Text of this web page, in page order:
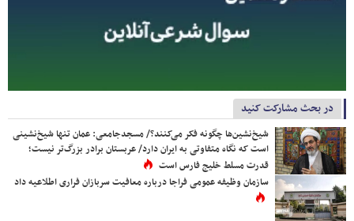
در بحث مشارکت کنید
شیخ‌نشین‌ها چگونه فکر می‌کنند؟/ مسجدجامعی: عمان تنها شیخ‌نشینی
است که نگاه متفاوتی به ایران دارد/ عربستان برادر بزرگ‌تر نیست؛
قدرت مسلط خلیج فارس است
سازمان وظیفه عمومی فراجا درباره معافیت سربازان فراری اطلاعیه داد